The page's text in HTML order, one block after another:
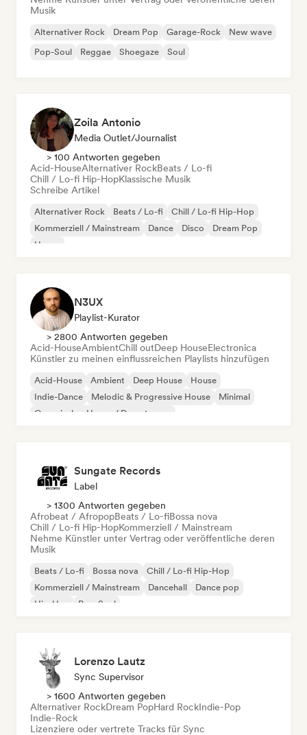
Musik
Alternativer Rock Dream Pop Garage-Rock
New wave
Pop-Soul
Reggae Shoegaze Soul
Zoila Antonio
Media Outlet/Journalist
> 100 Antworten gegeben
Acid-HouseAlternativer RockBeats / Lo-fi
Chill / Lo-fi Hip-HopKlassische Musik
Schreibe Artikel
Alternativer Rock Beats / Lo-fi
Chill / Lo-fi Hip-Hop
Kommerziell / Mainstream
Dance Disco
Dream Pop
House
N3UX
Playlist-Kurator
> 2800 Antworten gegeben
Acid-HouseAmbientChill outDeep HouseElectronica
Künstler zu meinen einflussreichen Playlists hinzufügen
Acid-House Ambient Deep House
House
Indie-Dance
Melodic & Progressive House
Minimal
Organischer House / Downtempo
Sungate Records
Label
> 1300 Antworten gegeben
Afrobeat / AfropopBeats / Lo-fiBossa nova
Chill / Lo-fi Hip-HopKommerziell / Mainstream
Nehme Künstler unter Vertrag oder veröffentliche deren
Musik
Beats / Lo-fi Bossa nova
Chill / Lo-fi Hip-Hop
Kommerziell / Mainstream
Dancehall
Dance pop
Hip-Hop
Pop-Soul
Lorenzo Lautz
Sync Supervisor
> 1600 Antworten gegeben
Alternativer RockDream PopHard RockIndie-Pop
Indie-Rock
Lizenziere oder vertrete Tracks für Sync